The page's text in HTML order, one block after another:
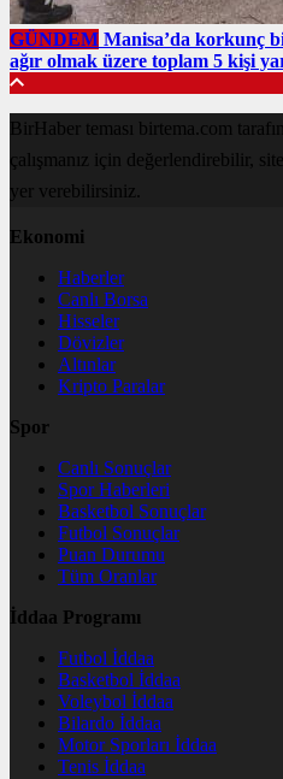
GÜNDEM Manisa’da korkunç
ağır olmak üzere toplam 5 kişi
BirHaber teması birtema.com
çalışmanız için değerlendirebilir,
yer verebilirsiniz.
Ekonomi
Haberler
Canlı Borsa
Hisseler
Dövizler
Altınlar
Kripto Paralar
Spor
Canlı Sonuçlar
Spor Haberleri
Basketbol Sonuçlar
Futbol Sonuçlar
Puan Durumu
Tüm Oranlar
İddaa Programı
Futbol İddaa
Basketbol İddaa
Voleybol İddaa
Bilardo İddaa
Motor Sporları İddaa
Tenis İddaa